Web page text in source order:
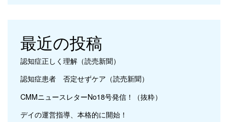
最近の投稿
認知症正しく理解（読売新聞）
認知症患者 否定せずケア（読売新聞）
CMMニュースレターNo18号発信！（抜粋）
デイの運営指導、本格的に開始！